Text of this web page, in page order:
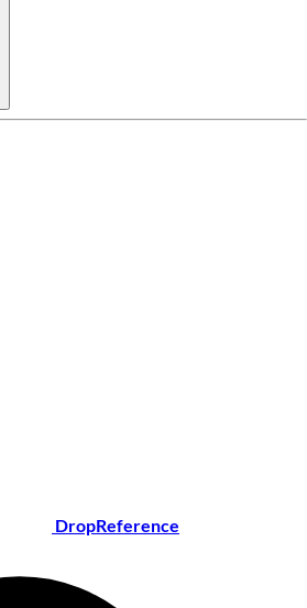
DropReference